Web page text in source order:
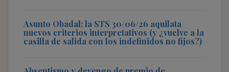
Asunto Obadal: la STS 30/06/26 aquilata
nuevos criterios interpretativos (y ¿vuelve a la
casilla de salida con los indefinidos no fijos?)